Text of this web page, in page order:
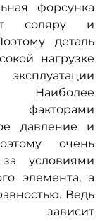
форсунка
соляру и
деталь
нагрузке
факторами
давление и
очень
условиями
элемента, а
Ведь